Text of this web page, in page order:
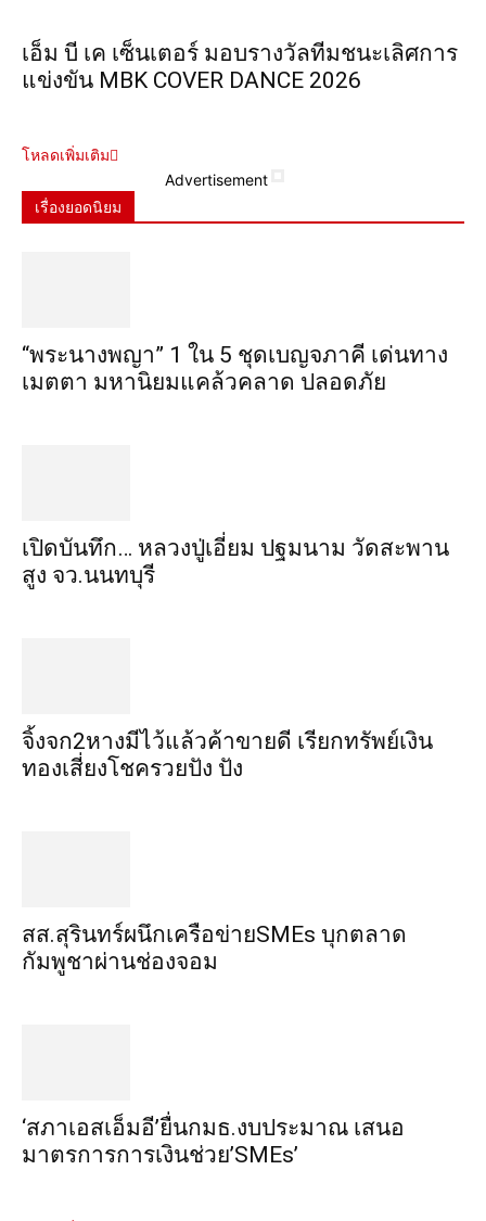
เอ็ม บี เค เซ็นเตอร์ มอบรางวัลทีมชนะเลิศการ
แข่งขัน MBK COVER DANCE 2026
โหลดเพิ่มเติม
Advertisement
เรื่องยอดนิยม
“พระ​นาง​พญา” 1 ใน 5​ ชุดเบญจ​ภาคี​ เด่นทาง
เมตตา​ มหา​นิยม​แคล้วคลาด​ ปลอดภัย​
เปิดบันทึก… หลวงปู่เอี่ยม ​ปฐม​นาม​ วัดสะพาน
สูง​ จว.นนทบุรี
จิ้งจก​2​หาง​มีไว้แล้ว​ค้าขาย​ดี​ เรียก​ทรัพย์เงิน
ทอง​เสี่ยงโชค​รวยปัง​ ปัง​
สส.สุรินทร์ผนึกเครือข่ายSMEs บุกตลาด
กัมพูชาผ่านช่องจอม
‘สภาเอสเอ็มอี’ยื่นกมธ.งบประมาณ เสนอ
มาตรการการเงินช่วย’SMEs’